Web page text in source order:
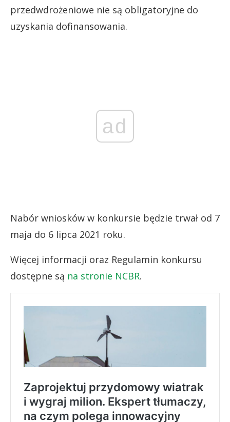
przedwdrożeniowe nie są obligatoryjne do
uzyskania dofinansowania.
ad
Nabór wniosków w konkursie będzie trwał od 7
maja do 6 lipca 2021 roku.
Więcej informacji oraz Regulamin konkursu
dostępne są na stronie NCBR.